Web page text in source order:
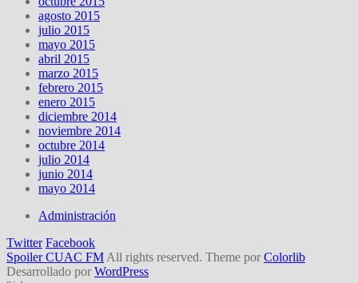
agosto 2015
julio 2015
mayo 2015
abril 2015
marzo 2015
febrero 2015
enero 2015
diciembre 2014
noviembre 2014
octubre 2014
julio 2014
junio 2014
mayo 2014
Administración
Twitter Facebook
Spoiler CUAC FM All rights reserved. Theme por Colorlib
Desarrollado por WordPress